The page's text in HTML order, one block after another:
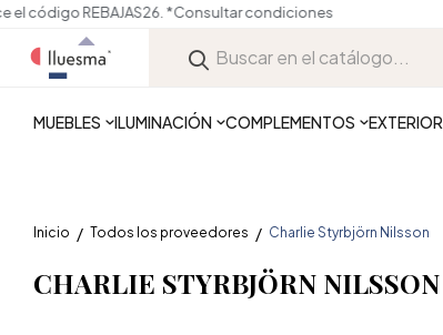
MUEBLES ILUMINACIÓN COMPLEMENTOS EXTERIOR
Inicio Todos los proveedores Charlie Styrbjörn Nilsson
CHARLIE STYRBJÖRN NILSSON